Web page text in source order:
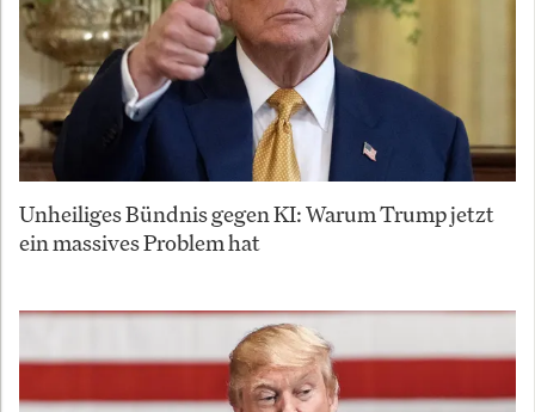
Unheiliges Bündnis gegen KI: Warum Trump jetzt
ein massives Problem hat